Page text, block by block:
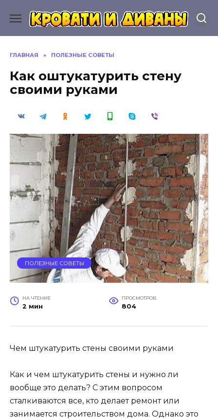
содержанию
ГЛАВНАЯ » ПОЛЕЗНЫЕ СОВЕТЫ
Как оштукатурить стену
своими руками
ПОЛЕЗНЫЕ СОВЕТЫ
НА ЧТЕНИЕ
2 мин
ПРОСМОТРОВ
804
Чем штукатурить стены своими руками
Как и чем штукатурить стены и нужно ли
вообще это делать? С этим вопросом
сталкиваются все, кто делает ремонт или
занимается строительством дома. Однако это